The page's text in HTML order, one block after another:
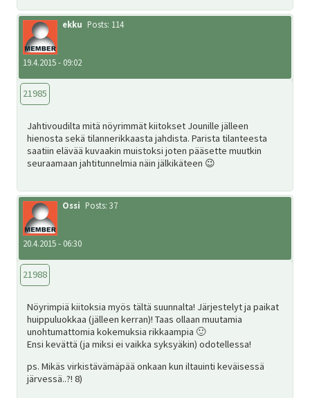
ekku Posts: 114
19.4.2015 - 09:02
21985
Jahtivoudilta mitä nöyrimmät kiitokset Jounille jälleen
hienosta sekä tilannerikkaasta jahdista. Parista tilanteesta
saatiin elävää kuvaakin muistoksi joten pääsette muutkin
seuraamaan jahtitunnelmia näin jälkikäteen 😉
Ossi Posts: 37
20.4.2015 - 06:30
21988
Nöyrimpiä kiitoksia myös tältä suunnalta! Järjestelyt ja paikat
huippuluokkaa (jälleen kerran)! Taas ollaan muutamia
unohtumattomia kokemuksia rikkaampia 🙂
Ensi kevättä (ja miksi ei vaikka syksyäkin) odotellessa!
ps. Mikäs virkistävämäpää onkaan kun iltauinti keväisessä
järvessä..?! 8)